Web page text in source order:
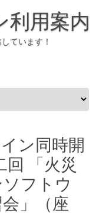
利用案内
ています！
ン同時開
回 「火災
フトウ
会」（座